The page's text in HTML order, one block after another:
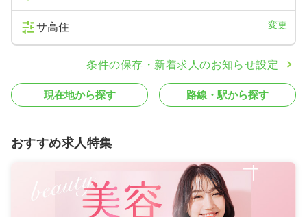
サ高住 変更
条件の保存・新着求人のお知らせ設定
現在地から探す 路線・駅から探す
おすすめ求人特集